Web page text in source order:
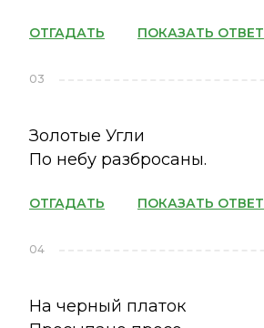
ОТГАДАТЬ ПОКАЗАТЬ ОТВЕТ
03
Золотые Угли
По небу разбросаны.
ОТГАДАТЬ ПОКАЗАТЬ ОТВЕТ
04
На черный платок